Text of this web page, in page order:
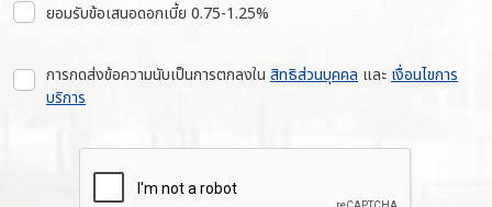
ยอมรับข้อเสนอดอกเบี้ย 0.75-1.25%
การกดส่งข้อความนับเป็นการตกลงใน สิทธิส่วนบุคคล และ เงื่อนไขการ
บริการ